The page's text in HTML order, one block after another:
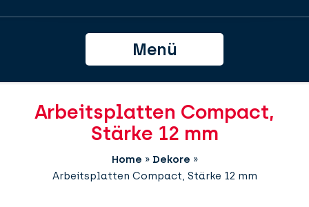
Menü
Arbeitsplatten Compact,
Stärke 12 mm
Home » Dekore »
Arbeitsplatten Compact, Stärke 12 mm